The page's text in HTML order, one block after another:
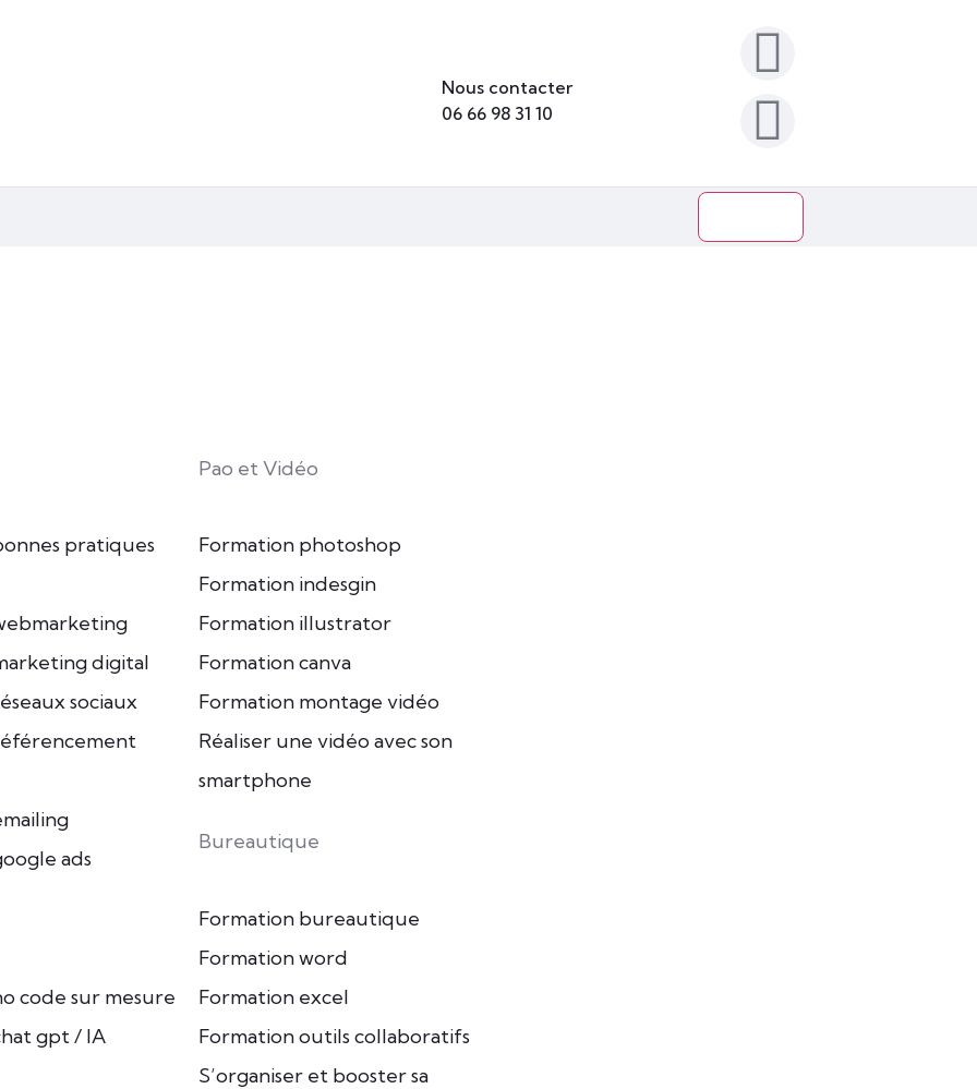
Nous contacter
06 66 98 31 10
pratiques
digital
sociaux
ads
code sur mesure
gpt / IA
Pao et Vidéo
Formation photoshop
Formation indesgin
Formation illustrator
Formation canva
Formation montage vidéo
Réaliser une vidéo avec son
smartphone
Bureautique
Formation bureautique
Formation word
Formation excel
Formation outils collaboratifs
S’organiser et booster sa